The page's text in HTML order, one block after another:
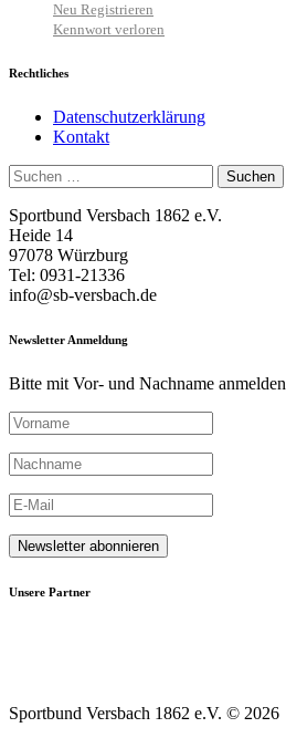
Neu Registrieren
Kennwort verloren
Rechtliches
Datenschutzerklärung
Kontakt
Suchen
nach:
Sportbund Versbach 1862 e.V.
Heide 14
97078 Würzburg
Tel: 0931-21336
info@sb-versbach.de
Newsletter Anmeldung
Bitte mit Vor- und Nachname anmelden
Unsere Partner
Sportbund Versbach 1862 e.V. © 2026